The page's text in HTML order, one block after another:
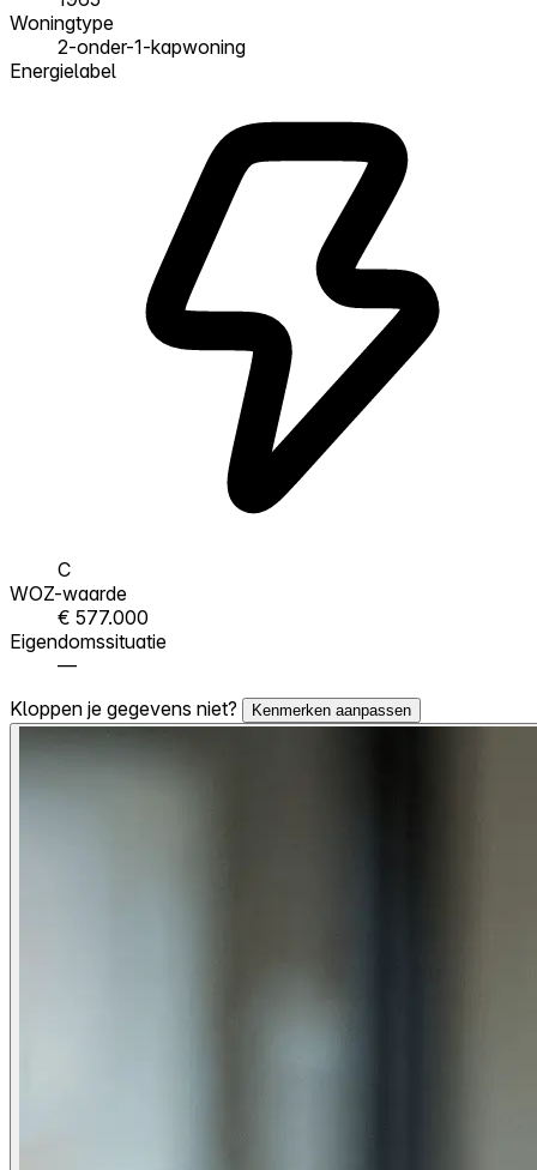
Woningtype
2-onder-1-kapwoning
Energielabel
C
WOZ-waarde
€ 577.000
Eigendomssituatie
—
Kloppen je gegevens niet?
Kenmerken aanpassen